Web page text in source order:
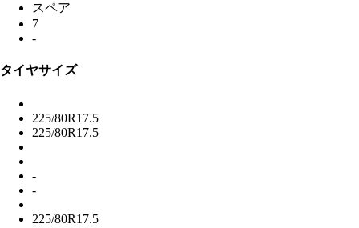
スペア
7
-
タイヤサイズ
225/80R17.5
225/80R17.5
-
-
225/80R17.5